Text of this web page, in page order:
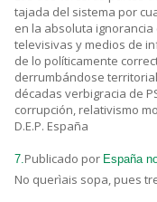
tajada del sistema por
en la absoluta
televisivas y medios de
de lo políticamente
derrumbándose
décadas verbigracia de
corrupción, relativismo
D.E.P. España
7. Publicado por España
No querìais sopa, pues